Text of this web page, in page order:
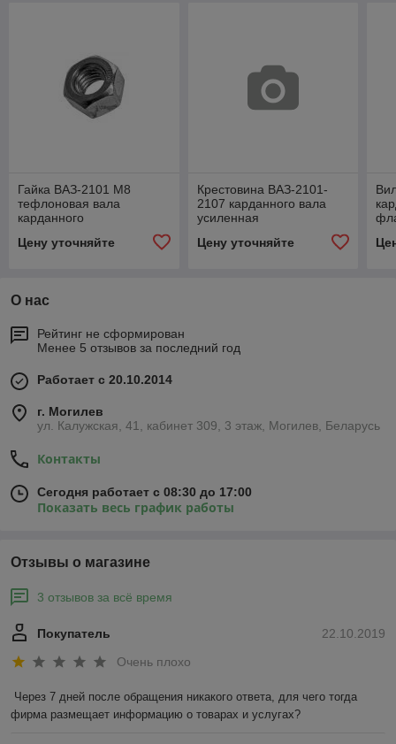
Гайка ВАЗ-2101 М8
тефлоновая вала
карданного
Цену уточняйте
Крестовина ВАЗ-2101-
2107 карданного вала
усиленная
Цену уточняйте
О нас
Рейтинг не сформирован
Менее 5 отзывов за последний год
Работает с 20.10.2014
г. Могилев
ул. Калужская, 41, кабинет 309, 3 этаж, Могилев, Беларусь
Контакты
Сегодня работает с 08:30 до 17:00
Показать весь график работы
Отзывы о магазине
3 отзывов за всё время
22.10.2019
Покупатель
Очень плохо
Через 7 дней после обращения никакого ответа, для чего тогда
фирма размещает информацию о товарах и услугах?